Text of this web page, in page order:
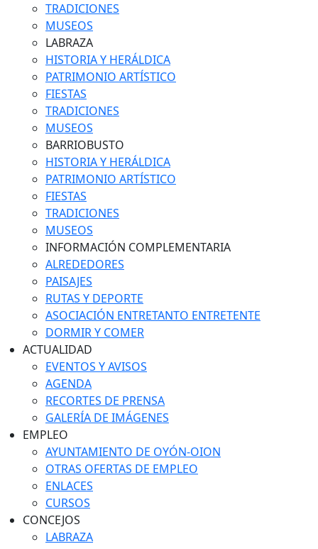
TRADICIONES
MUSEOS
LABRAZA
HISTORIA Y HERÁLDICA
PATRIMONIO ARTÍSTICO
FIESTAS
TRADICIONES
MUSEOS
BARRIOBUSTO
HISTORIA Y HERÁLDICA
PATRIMONIO ARTÍSTICO
FIESTAS
TRADICIONES
MUSEOS
INFORMACIÓN COMPLEMENTARIA
ALREDEDORES
PAISAJES
RUTAS Y DEPORTE
ASOCIACIÓN ENTRETANTO ENTRETENTE
DORMIR Y COMER
ACTUALIDAD
EVENTOS Y AVISOS
AGENDA
RECORTES DE PRENSA
GALERÍA DE IMÁGENES
EMPLEO
AYUNTAMIENTO DE OYÓN-OION
OTRAS OFERTAS DE EMPLEO
ENLACES
CURSOS
CONCEJOS
LABRAZA